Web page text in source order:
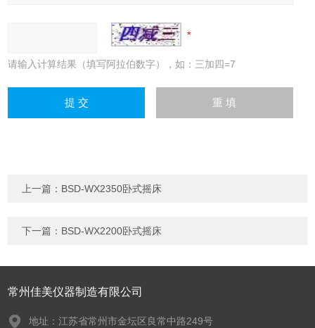
请输入计算结果（填写阿拉伯数字），如：三加四=7
上一篇： BSD-WX2350卧式摇床
下一篇： BSD-WX2200卧式摇床
常州佳美仪器制造有限公司
地址：江苏省常州市金坛区良常中路249号